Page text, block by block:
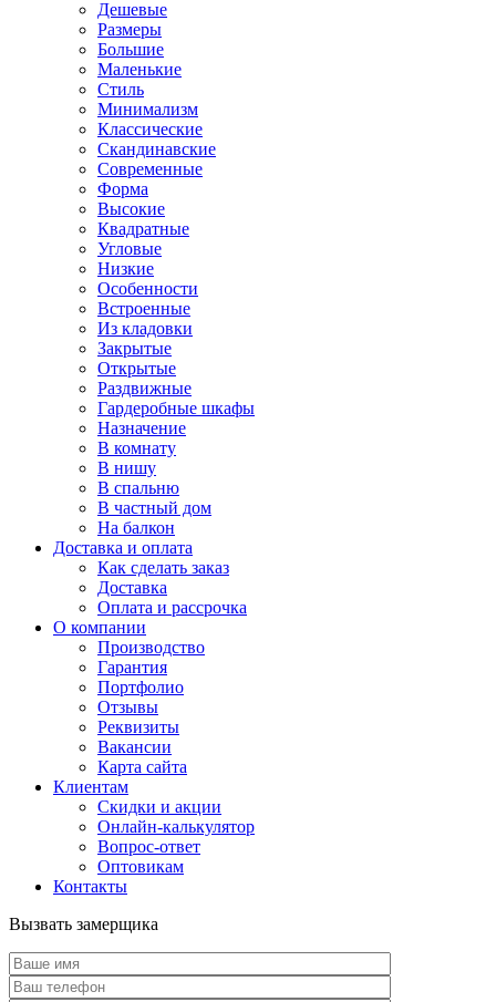
Дешевые
Размеры
Большие
Маленькие
Стиль
Минимализм
Классические
Скандинавские
Современные
Форма
Высокие
Квадратные
Угловые
Низкие
Особенности
Встроенные
Из кладовки
Закрытые
Открытые
Раздвижные
Гардеробные шкафы
Назначение
В комнату
В нишу
В спальню
В частный дом
На балкон
Доставка и оплата
Как сделать заказ
Доставка
Оплата и рассрочка
О компании
Производство
Гарантия
Портфолио
Отзывы
Реквизиты
Вакансии
Карта сайта
Клиентам
Скидки и акции
Онлайн-калькулятор
Вопрос-ответ
Оптовикам
Контакты
Вызвать замерщика